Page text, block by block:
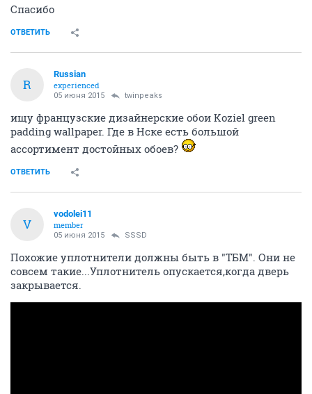
Спасибо
ОТВЕТИТЬ
R
Russian
experienced
05 июня 2015 twinpeaks
ищу французские дизайнерские обои Koziel green
padding wallpaper. Где в Нске есть большой
ассортимент достойных обоев?
ОТВЕТИТЬ
V
vodolei11
member
05 июня 2015 SSSD
Похожие уплотнители должны быть в "ТБМ". Они не
совсем такие...Уплотнитель опускается,когда дверь
закрывается.